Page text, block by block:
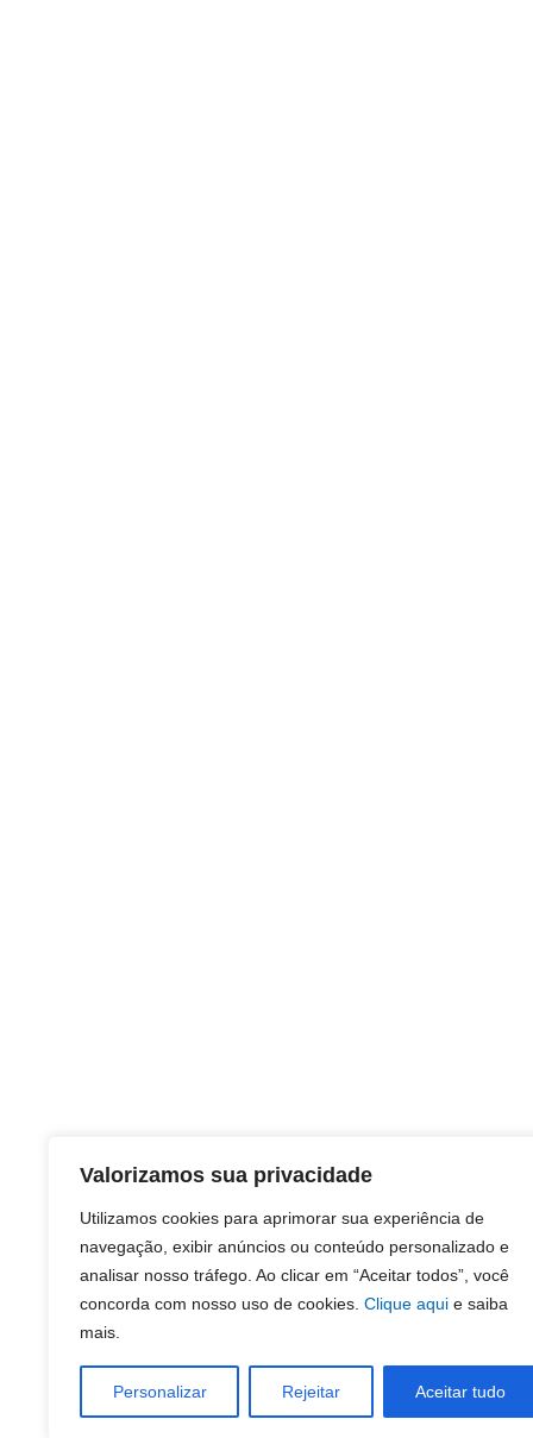
Valorizamos sua privacidade
Utilizamos cookies para aprimorar sua experiência de
navegação, exibir anúncios ou conteúdo personalizado e
analisar nosso tráfego. Ao clicar em “Aceitar todos”, você
concorda com nosso uso de cookies. Clique aqui e saiba
mais.
Personalizar Rejeitar Aceitar tudo